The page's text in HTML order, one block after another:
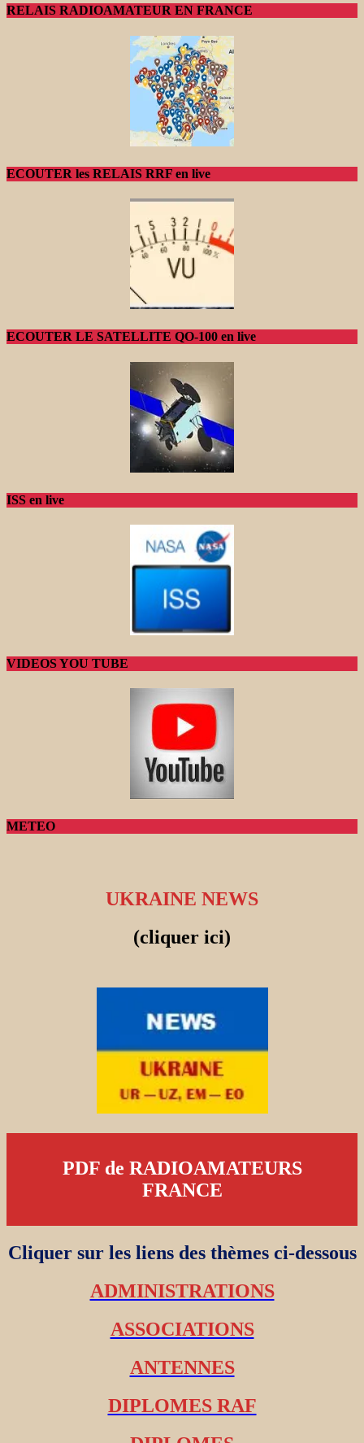
RELAIS RADIOAMATEUR EN FRANCE
ECOUTER les RELAIS RRF en live
ECOUTER LE SATELLITE QO-100 en live
ISS en live
VIDEOS YOU TUBE
METEO
UKRAINE NEWS
(cliquer ici)
PDF de RADIOAMATEURS
FRANCE
Cliquer sur les liens des thèmes ci-dessous
ADMINISTRATIONS
ASSOCIATIONS
ANTENNES
DIPLOMES RAF